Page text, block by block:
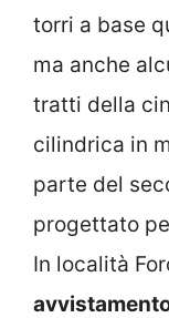
torri a base
ma anche
tratti della
cilindrica in
parte del
progettato
In località